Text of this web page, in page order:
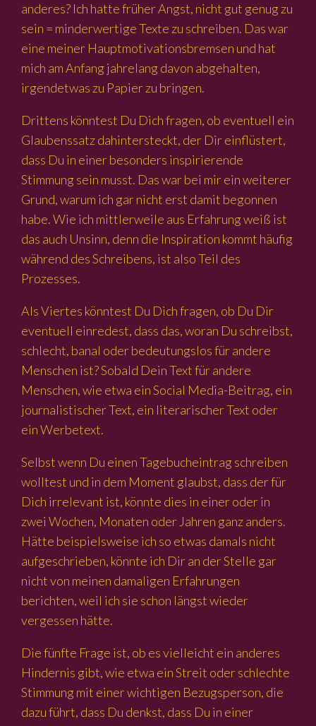
anderes? Ich hatte früher Angst, nicht gut genug zu
sein = minderwertige Texte zu schreiben. Das war
eine meiner Hauptmotivationsbremsen und hat
mich am Anfang jahrelang davon abgehalten,
irgendetwas zu Papier zu bringen.
Drittens könntest Du Dich fragen, ob eventuell ein
Glaubenssatz dahintersteckt, der Dir einflüstert,
dass Du in einer besonders inspirierende
Stimmung sein musst. Das war bei mir ein weiterer
Grund, warum ich gar nicht erst damit begonnen
habe. Wie ich mittlerweile aus Erfahrung weiß ist
das auch Unsinn, denn die Inspiration kommt häufig
während des Schreibens, ist also Teil des
Prozesses.
Als Viertes könntest Du Dich fragen, ob Du Dir
eventuell einredest, dass das, woran Du schreibst,
schlecht, banal oder bedeutungslos für andere
Menschen ist? Sobald Dein Text für andere
Menschen, wie etwa ein Social Media-Beitrag, ein
journalistischer Text, ein literarischer Text oder
ein Werbetext.
Selbst wenn Du einen Tagebucheintrag schreiben
wolltest und in dem Moment glaubst, dass der für
Dich irrelevant ist, könnte dies in einer oder in
zwei Wochen, Monaten oder Jahren ganz anders.
Hätte beispielsweise ich so etwas damals nicht
aufgeschrieben, könnte ich Dir an der Stelle gar
nicht von meinen damaligen Erfahrungen
berichten, weil ich sie schon längst wieder
vergessen hätte.
Die fünfte Frage ist, ob es vielleicht ein anderes
Hindernis gibt, wie etwa ein Streit oder schlechte
Stimmung mit einer wichtigen Bezugsperson, die
dazu führt, dass Du denkst, dass Du in einer